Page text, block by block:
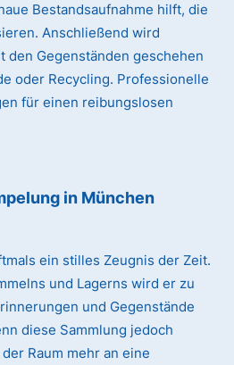
Bestandsaufnahme hilft, die
Anschließend wird
den Gegenständen geschehen
oder Recycling. Professionelle
für einen reibungslosen
in München
ein stilles Zeugnis der Zeit.
und Lagerns wird er zu
und Gegenstände
diese Sammlung jedoch
Raum mehr an eine